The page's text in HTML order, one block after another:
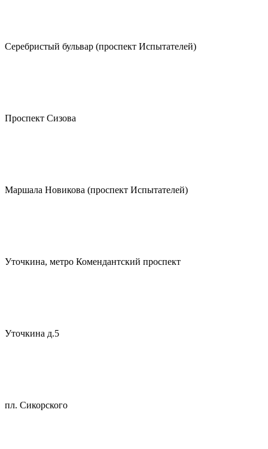
Серебристый бульвар (проспект Испытателей)
Проспект Сизова
Маршала Новикова (проспект Испытателей)
Уточкина, метро Комендантский проспект
Уточкина д.5
пл. Сикорского